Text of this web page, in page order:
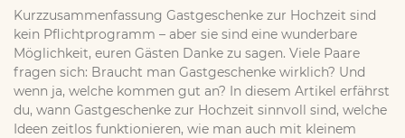
Kurzzusammenfassung Gastgeschenke zur Hochzeit sind
kein Pflichtprogramm – aber sie sind eine wunderbare
Möglichkeit, euren Gästen Danke zu sagen. Viele Paare
fragen sich: Braucht man Gastgeschenke wirklich? Und
wenn ja, welche kommen gut an? In diesem Artikel erfährst
du, wann Gastgeschenke zur Hochzeit sinnvoll sind, welche
Ideen zeitlos funktionieren, wie man auch mit kleinem